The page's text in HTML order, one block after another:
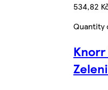
534,82
Quantity